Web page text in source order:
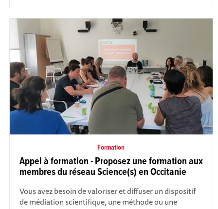
Formation
Appel à formation - Proposez une formation aux
membres du réseau Science(s) en Occitanie
Vous avez besoin de valoriser et diffuser un dispositif
de médiation scientifique, une méthode ou une